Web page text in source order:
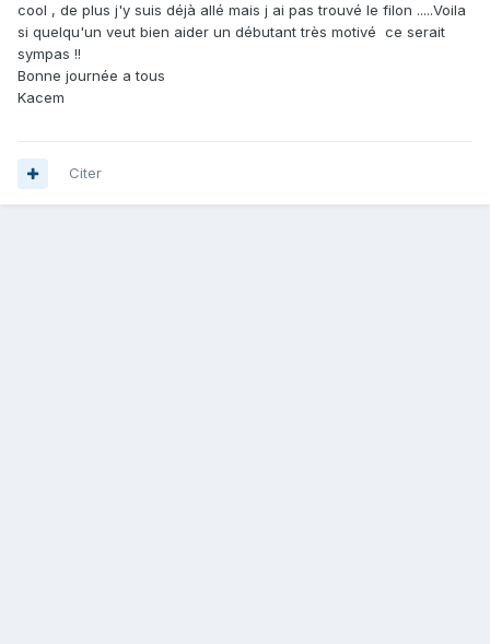
cool , de plus j'y suis déjà allé mais j ai pas trouvé le filon .....Voila
si quelqu'un veut bien aider un débutant très motivé ce serait
sympas !!
Bonne journée a tous
Kacem
Citer